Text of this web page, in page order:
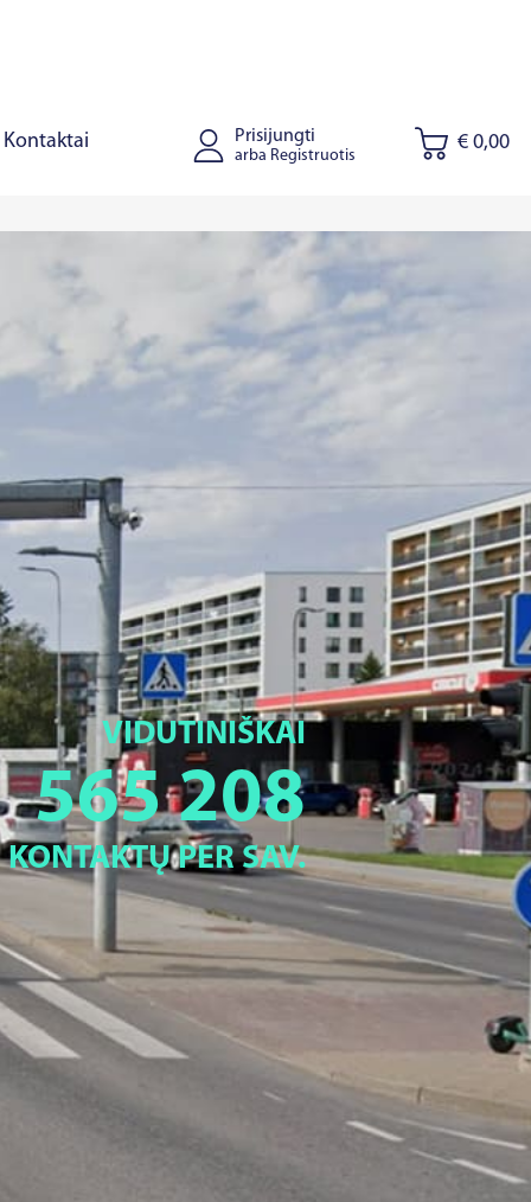
Kontaktai Prisijungti
arba Registruotis
€ 0,00
VIDUTINIŠKAI
565 208
KONTAKTŲ PER SAV.